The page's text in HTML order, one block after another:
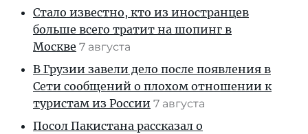
Стало известно, кто из иностранцев
больше всего тратит на шопинг в
Москве 7 августа
В Грузии завели дело после появления в
Сети сообщений о плохом отношении к
туристам из России 7 августа
Посол Пакистана рассказал о